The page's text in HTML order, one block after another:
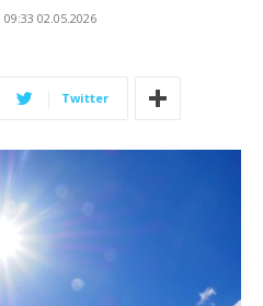
09:33 02.05.2026
Twitter